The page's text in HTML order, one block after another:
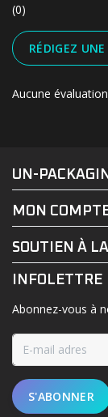
(0)
RÉDIGEZ
Aucune
UN-
MON
SOUTIEN À
INFOLETTRE
Abonnez-vous à
S'ABONNER